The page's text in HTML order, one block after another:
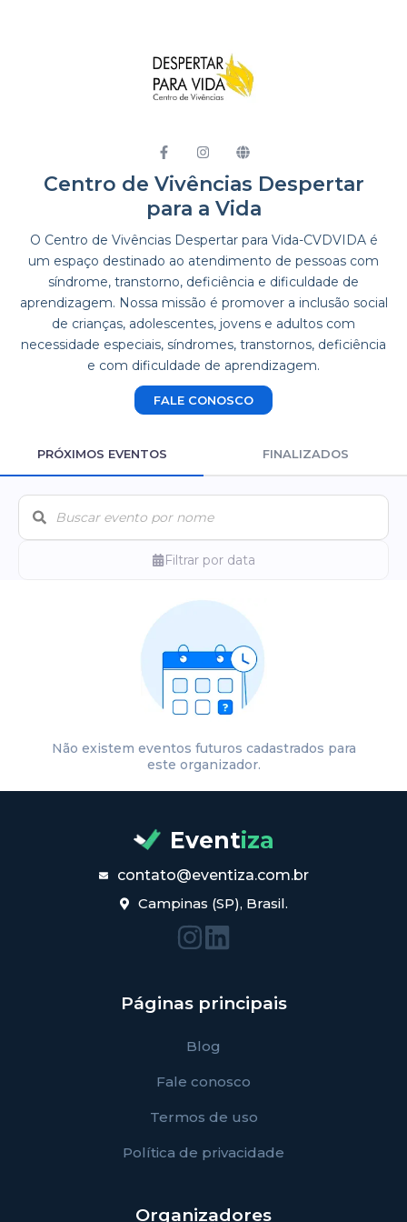
Centro de Vivências Despertar
para a Vida
O Centro de Vivências Despertar para Vida-CVDVIDA é
um espaço destinado ao atendimento de pessoas com
síndrome, transtorno, deficiência e dificuldade de
aprendizagem. Nossa missão é promover a inclusão social
de crianças, adolescentes, jovens e adultos com
necessidade especiais, síndromes, transtornos, deficiência
e com dificuldade de aprendizagem.
FALE CONOSCO
PRÓXIMOS EVENTOS FINALIZADOS
Filtrar por data
Não existem eventos futuros cadastrados para
este organizador.
Eventiza
contato@eventiza.com.br
Campinas (SP), Brasil.
Páginas principais
Blog
Fale conosco
Termos de uso
Política de privacidade
Organizadores